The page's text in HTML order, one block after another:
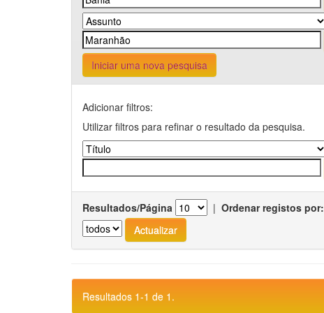
Iniciar uma nova pesquisa
Adicionar filtros:
Utilizar filtros para refinar o resultado da pesquisa.
Resultados/Página | Ordenar registos por:
Resultados 1-1 de 1.